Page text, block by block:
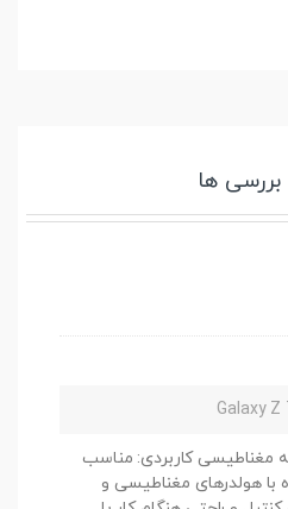
بررسی ها
Galaxy
مغناطیسی کاربردی: مناسب
با هولدرهای مغناطیسی و